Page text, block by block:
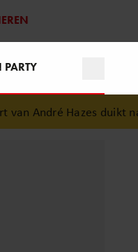
duikt na 28 jaar op